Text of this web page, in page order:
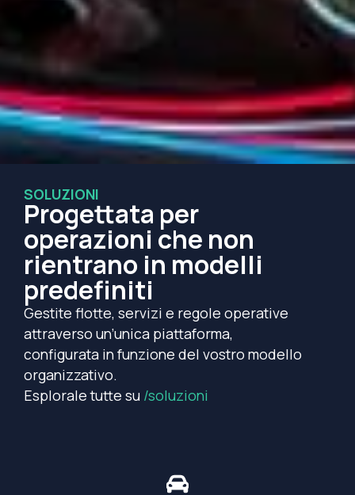
SOLUZIONI
Progettata per
operazioni che non
rientrano in modelli
predefiniti
Gestite flotte, servizi e regole operative
attraverso un’unica piattaforma,
configurata in funzione del vostro modello
organizzativo.
Esplorale tutte su /soluzioni